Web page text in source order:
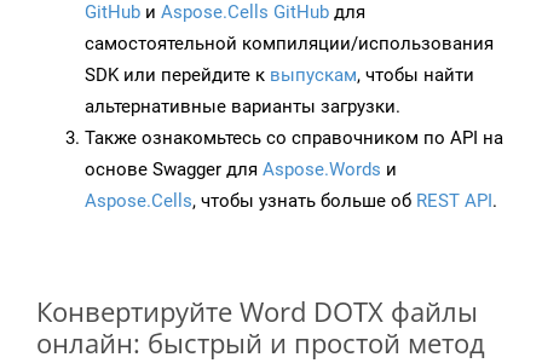
GitHub и Aspose.Cells GitHub для
самостоятельной компиляции/использования
SDK или перейдите к выпускам, чтобы найти
альтернативные варианты загрузки.
Также ознакомьтесь со справочником по API на
основе Swagger для Aspose.Words и
Aspose.Cells, чтобы узнать больше об REST API.
Конвертируйте Word DOTX файлы
онлайн: быстрый и простой метод